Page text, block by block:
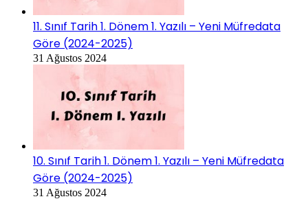
11. Sınıf Tarih 1. Dönem 1. Yazılı – Yeni Müfredata
Göre (2024-2025)
31 Ağustos 2024
10. Sınıf Tarih 1. Dönem 1. Yazılı – Yeni Müfredata
Göre (2024-2025)
31 Ağustos 2024